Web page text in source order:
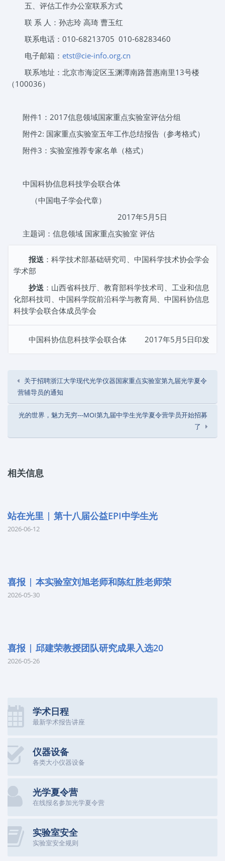
五、评估工作办公室联系方式
联 系 人：孙志玲 高琦 曹玉红
联系电话：010-68213705 010-68283460
电子邮箱： etst@cie-info.org.cn
联系地址：北京市海淀区玉渊潭南路普惠南里13号楼
（100036）
附件1：2017信息领域国家重点实验室评估分组
附件2: 国家重点实验室五年工作总结报告（参考格式）
附件3：实验室推荐专家名单（格式）
中国科协信息科技学会联合体
（中国电子学会代章）
2017年5月5日
主题词：信息领域 国家重点实验室 评估
报送 ：科学技术部基础研究司、中国科学技术协会学会
学术部
抄送 ：山西省科技厅、教育部科学技术司、工业和信息
化部科技司、中国科学院前沿科学与教育局、中国科协信息
科技学会联合体成员学会
中国科协信息科技学会联合体 2017年5月5日印发
关于招聘浙江大学现代光学仪器国家重点实验室第九届光学夏令
营辅导员的通知
光的世界，魅力无穷---MOI第九届中学生光学夏令营学员开始招募
了
相关信息
站在光里 | 第十八届公益EPI中学生光
2026-06-12
喜报 | 本实验室刘旭老师和陈红胜老师荣
2026-05-30
喜报 | 邱建荣教授团队研究成果入选20
2026-05-26
学术日程
最新学术报告讲座
仪器设备
各类大小仪器设备
光学夏令营
在线报名参加光学夏令营
实验室安全
实验室安全规则